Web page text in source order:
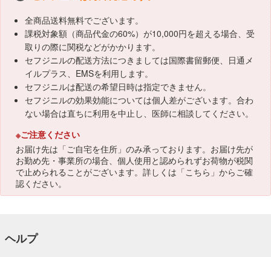
全商品送料無料でございます。
課税対象額（商品代金の60%）が10,000円を超える場合、受
取りの際に関税などがかかります。
セフジニルの配送方法につきましては国際書留郵便、日通メ
イルプラス、EMSを利用します。
セフジニルは配送の希望日時は指定できません。
セフジニルの効果効能については個人差がございます。合わ
ない場合は直ちに利用を中止し、医師に相談してください。
※ご注意ください
お届け先は「ご自宅を住所」のみ承っております。お届け先が
お勤め先・事業所の場合、個人使用と認められずお荷物が税関
で止められることがございます。詳しくは「こちら 」からご確
認ください。
ヘルプ